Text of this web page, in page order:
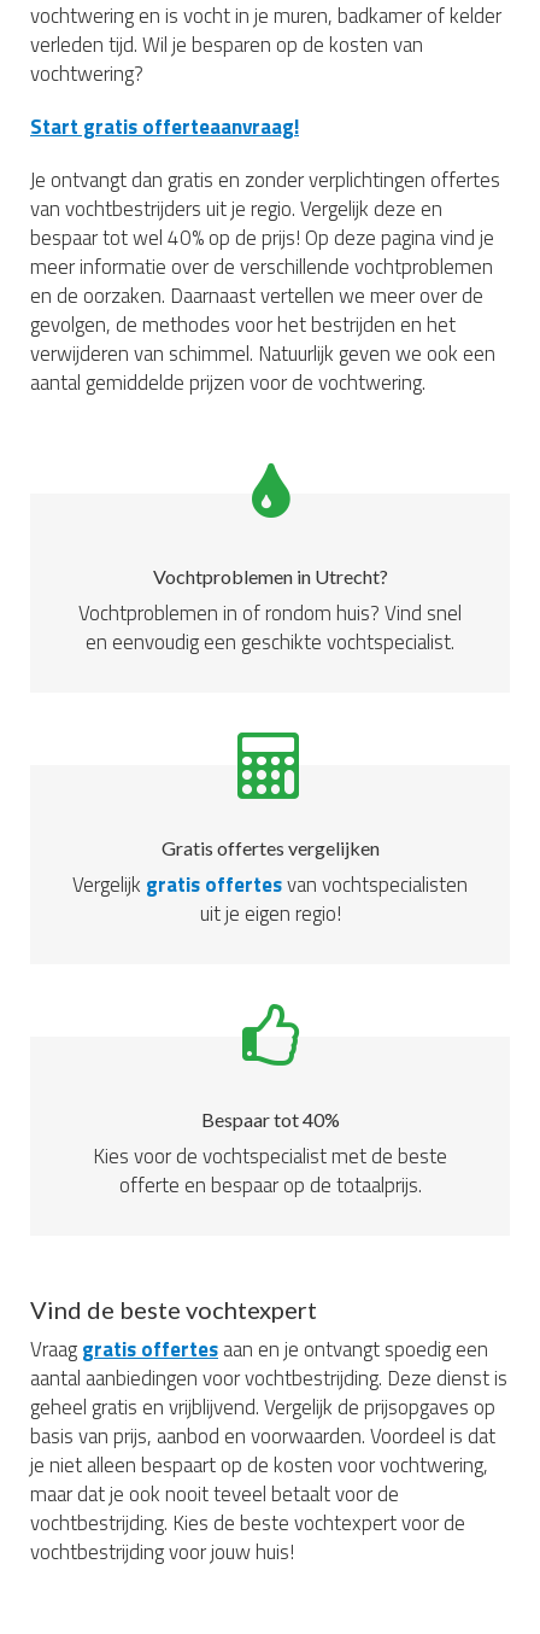
vochtwering en is vocht in je muren, badkamer of kelder
verleden tijd. Wil je besparen op de kosten van
vochtwering?
Start gratis offerteaanvraag!
Je ontvangt dan gratis en zonder verplichtingen offertes
van vochtbestrijders uit je regio. Vergelijk deze en
bespaar tot wel 40% op de prijs! Op deze pagina vind je
meer informatie over de verschillende vochtproblemen
en de oorzaken. Daarnaast vertellen we meer over de
gevolgen, de methodes voor het bestrijden en het
verwijderen van schimmel. Natuurlijk geven we ook een
aantal gemiddelde prijzen voor de vochtwering.
Vochtproblemen in Utrecht?
Vochtproblemen in of rondom huis? Vind snel
en eenvoudig een geschikte vochtspecialist.
Gratis offertes vergelijken
Vergelijk gratis offertesvan vochtspecialisten
uit je eigen regio!
Bespaar tot 40%
Kies voor de vochtspecialist met de beste
offerte en bespaar op de totaalprijs.
Vind de beste vochtexpert
Vraaggratis offertesaan en je ontvangt spoedig een
aantal aanbiedingen voor vochtbestrijding. Deze dienst is
geheel gratis en vrijblijvend. Vergelijk de prijsopgaves op
basis van prijs, aanbod en voorwaarden. Voordeel is dat
je niet alleen bespaart op de kosten voor vochtwering,
maar dat je ook nooit teveel betaalt voor de
vochtbestrijding. Kies de beste vochtexpert voor de
vochtbestrijding voor jouw huis!